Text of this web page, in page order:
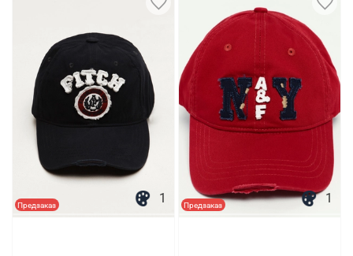
Предзаказ 1 Предзаказ 1